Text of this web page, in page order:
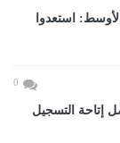
استعدوا
0
يواصل إتاحة التسجيل